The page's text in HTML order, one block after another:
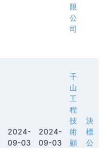
限
公
司
2024-
09-03
2024-
09-03
千
山
工
程
技
術
顧
決
標
公